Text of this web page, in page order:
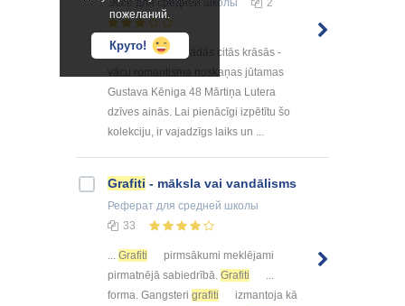
пожеланий.
Круто!
Эсседля средней школы 2
19. gadsimta parādās citās krāsās -
vācu romantisma noskaņas jūtamas
Gustava Kēniga 48 Mārtiņa Lutera
dzīves ainās. Lai pienācīgi izpētītu šo
kolekciju, ir vajadzīgs laiks un ...
Grafiti - māksla vai vandālisms
Реферат для средней школы
33
Grafiti
pirmsākumi meklējami
pirmatnējā sabiedrībā. Grafiti
forma. Gangsteri grafiti
izmantoja kā